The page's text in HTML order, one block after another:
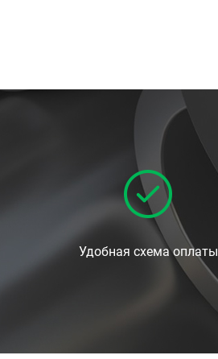
Удобная схема оплаты